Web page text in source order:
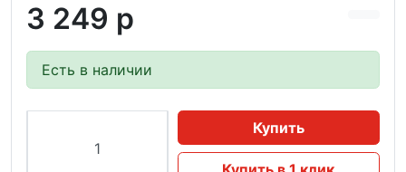
3 249 р
Есть в наличии
Купить